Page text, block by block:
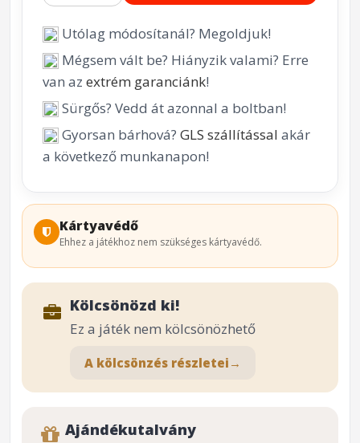
Utólag módosítanál? Megoldjuk!
Mégsem vált be? Hiányzik valami? Erre
van az extrém garanciánk!
Sürgős? Vedd át azonnal a boltban!
Gyorsan bárhová? GLS szállítással akár
a következő munkanapon!
Kártyavédő
Ehhez a játékhoz nem szükséges kártyavédő.
Kölcsönözd ki!
Ez a játék nem kölcsönözhető
A kölcsönzés részletei →
Ajándékutalvány